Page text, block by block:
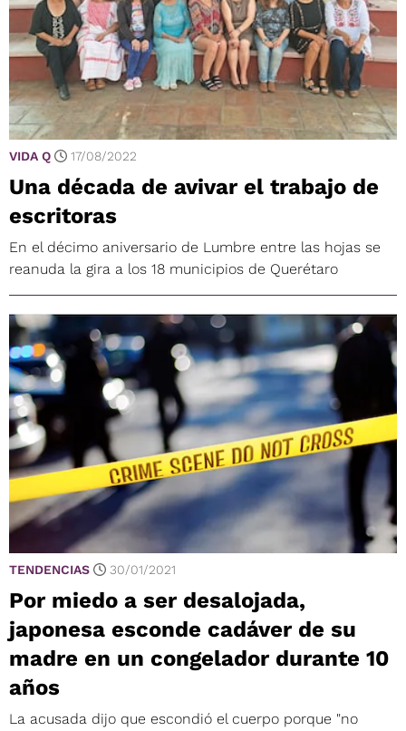
VIDA Q 17/08/2022
Una década de avivar el trabajo de
escritoras
En el décimo aniversario de Lumbre entre las hojas se
reanuda la gira a los 18 municipios de Querétaro
TENDENCIAS 30/01/2021
Por miedo a ser desalojada,
japonesa esconde cadáver de su
madre en un congelador durante 10
años
La acusada dijo que escondió el cuerpo porque "no